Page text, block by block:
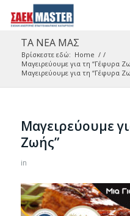
ΤΑ ΝΕΑ ΜΑΣ
Βρίσκεστε εδώ: Home / /
Μαγειρεύουμε για τη “Γέφυρα
Μαγειρεύουμε για τη “Γέφυρα
Μαγειρεύουμε
Ζωής”
in